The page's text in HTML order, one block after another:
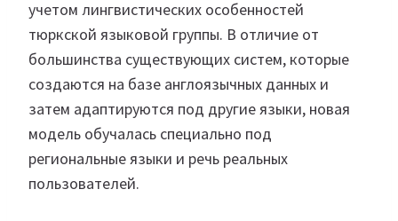
учетом лингвистических особенностей
тюркской языковой группы. В отличие от
большинства существующих систем, которые
создаются на базе англоязычных данных и
затем адаптируются под другие языки, новая
модель обучалась специально под
региональные языки и речь реальных
пользователей.